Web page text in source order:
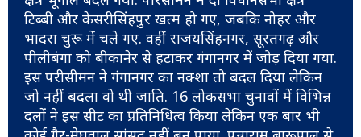
टिब्बी और केसरीसिंहपुर खत्म हो गए, जबकि नोहर और
भादरा चुरू में चले गए. वहीं राजयसिंहनगर, सूरतगढ़ और
पीलीबंगा को बीकानेर से हटाकर गंगानगर में जोड़ दिया गया.
इस परीसीमन ने गंगानगर का नक्शा तो बदल दिया लेकिन
जो नहीं बदला वो थी जाति. 16 लोकसभा चुनावों में विभिन्न
दलों ने इस सीट का प्रतिनिधित्व किया लेकिन एक बार भी